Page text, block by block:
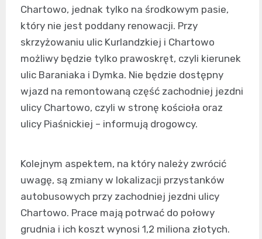
Chartowo, jednak tylko na środkowym pasie,
który nie jest poddany renowacji. Przy
skrzyżowaniu ulic Kurlandzkiej i Chartowo
możliwy będzie tylko prawoskręt, czyli kierunek
ulic Baraniaka i Dymka. Nie będzie dostępny
wjazd na remontowaną część zachodniej jezdni
ulicy Chartowo, czyli w stronę kościoła oraz
ulicy Piaśnickiej – informują drogowcy.
Kolejnym aspektem, na który należy zwrócić
uwagę, są zmiany w lokalizacji przystanków
autobusowych przy zachodniej jezdni ulicy
Chartowo. Prace mają potrwać do połowy
grudnia i ich koszt wynosi 1,2 miliona złotych.